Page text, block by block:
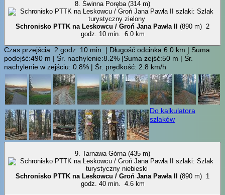
Schronisko PTTK na Leskowcu / Groń Jana Pawła II (890 m) 2
godz. 10 min. 6.0 km
Czas przejścia: 2 godz. 10 min. | Długość odcinka:6.0 km | Suma
podejść:490 m | Śr. nachylenie:8.2% |Suma zejść:50 m | Śr.
nachylenie w zejściu: 0.8% | Śr. prędkość: 2.8 km/h
Do kalkulatora
szlaków
Schronisko PTTK na Leskowcu / Groń Jana Pawła II (890 m) 1
godz. 40 min. 4.6 km